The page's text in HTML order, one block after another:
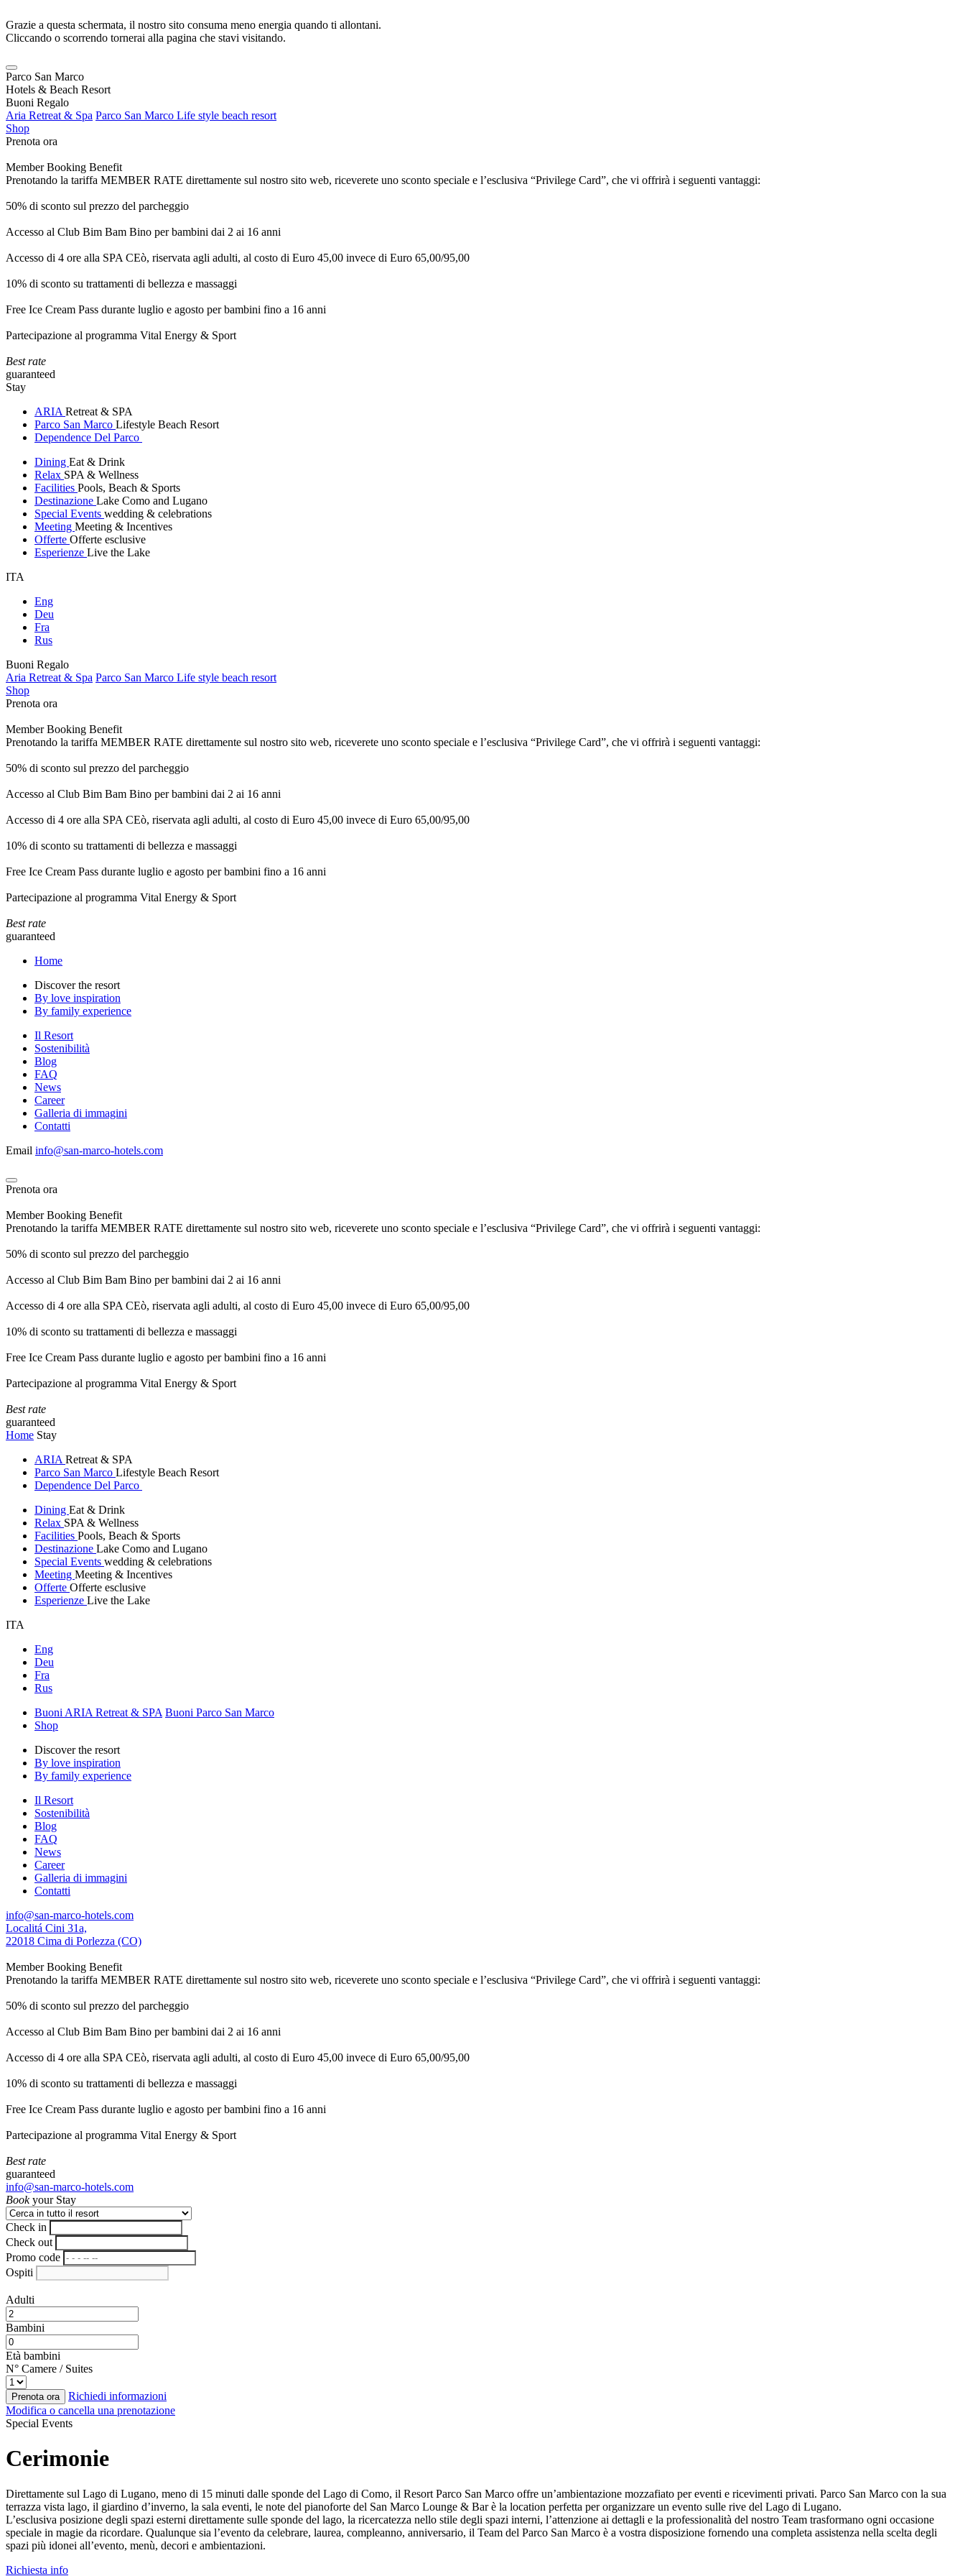
Grazie a questa schermata, il nostro sito consuma meno energia quando ti allontani.
Cliccando o scorrendo tornerai alla pagina che stavi visitando.
Parco San Marco
Hotels & Beach Resort
Buoni Regalo
Aria Retreat & Spa Parco San Marco Life style beach resort
Shop
Prenota ora
Member Booking Benefit
Prenotando la tariffa MEMBER RATE direttamente sul nostro sito web, riceverete uno sconto speciale e l’esclusiva “Privilege Card”, che vi offrirà i seguenti vantaggi:
50% di sconto sul prezzo del parcheggio
Accesso al Club Bim Bam Bino per bambini dai 2 ai 16 anni
Accesso di 4 ore alla SPA CEò, riservata agli adulti, al costo di Euro 45,00 invece di Euro 65,00/95,00
10% di sconto su trattamenti di bellezza e massaggi
Free Ice Cream Pass durante luglio e agosto per bambini fino a 16 anni
Partecipazione al programma Vital Energy & Sport
Best rate
guaranteed
Stay
ARIA Retreat & SPA
Parco San Marco Lifestyle Beach Resort
Dependence Del Parco
Dining Eat & Drink
Relax SPA & Wellness
Facilities Pools, Beach & Sports
Destinazione Lake Como and Lugano
Special Events wedding & celebrations
Meeting Meeting & Incentives
Offerte Offerte esclusive
Esperienze Live the Lake
ITA
Eng
Deu
Fra
Rus
Buoni Regalo
Aria Retreat & Spa Parco San Marco Life style beach resort
Shop
Prenota ora
Member Booking Benefit
Prenotando la tariffa MEMBER RATE direttamente sul nostro sito web, riceverete uno sconto speciale e l’esclusiva “Privilege Card”, che vi offrirà i seguenti vantaggi:
50% di sconto sul prezzo del parcheggio
Accesso al Club Bim Bam Bino per bambini dai 2 ai 16 anni
Accesso di 4 ore alla SPA CEò, riservata agli adulti, al costo di Euro 45,00 invece di Euro 65,00/95,00
10% di sconto su trattamenti di bellezza e massaggi
Free Ice Cream Pass durante luglio e agosto per bambini fino a 16 anni
Partecipazione al programma Vital Energy & Sport
Best rate
guaranteed
Home
Discover the resort
By love inspiration
By family experience
Il Resort
Sostenibilità
Blog
FAQ
News
Career
Galleria di immagini
Contatti
Email info@san-marco-hotels.com
Prenota ora
Member Booking Benefit
Prenotando la tariffa MEMBER RATE direttamente sul nostro sito web, riceverete uno sconto speciale e l’esclusiva “Privilege Card”, che vi offrirà i seguenti vantaggi:
50% di sconto sul prezzo del parcheggio
Accesso al Club Bim Bam Bino per bambini dai 2 ai 16 anni
Accesso di 4 ore alla SPA CEò, riservata agli adulti, al costo di Euro 45,00 invece di Euro 65,00/95,00
10% di sconto su trattamenti di bellezza e massaggi
Free Ice Cream Pass durante luglio e agosto per bambini fino a 16 anni
Partecipazione al programma Vital Energy & Sport
Best rate
guaranteed
Home Stay
ARIA Retreat & SPA
Parco San Marco Lifestyle Beach Resort
Dependence Del Parco
Dining Eat & Drink
Relax SPA & Wellness
Facilities Pools, Beach & Sports
Destinazione Lake Como and Lugano
Special Events wedding & celebrations
Meeting Meeting & Incentives
Offerte Offerte esclusive
Esperienze Live the Lake
ITA
Eng
Deu
Fra
Rus
Buoni ARIA Retreat & SPA Buoni Parco San Marco
Shop
Discover the resort
By love inspiration
By family experience
Il Resort
Sostenibilità
Blog
FAQ
News
Career
Galleria di immagini
Contatti
info@san-marco-hotels.com
Localitá Cini 31a,
22018 Cima di Porlezza (CO)
Member Booking Benefit
Prenotando la tariffa MEMBER RATE direttamente sul nostro sito web, riceverete uno sconto speciale e l’esclusiva “Privilege Card”, che vi offrirà i seguenti vantaggi:
50% di sconto sul prezzo del parcheggio
Accesso al Club Bim Bam Bino per bambini dai 2 ai 16 anni
Accesso di 4 ore alla SPA CEò, riservata agli adulti, al costo di Euro 45,00 invece di Euro 65,00/95,00
10% di sconto su trattamenti di bellezza e massaggi
Free Ice Cream Pass durante luglio e agosto per bambini fino a 16 anni
Partecipazione al programma Vital Energy & Sport
Best rate
guaranteed
info@san-marco-hotels.com
Bookyour Stay
Check in
Check out
Promo code
Ospiti
Adulti
Bambini
Età bambini
N° Camere / Suites
Prenota ora
Richiedi informazioni
Modifica o cancella una prenotazione
Special Events
Cerimonie
Direttamente sul Lago di Lugano, meno di 15 minuti dalle sponde del Lago di Como, il Resort Parco San Marco offre un’ambientazione mozzafiato per eventi e ricevimenti privati. Parco San Marco con la sua
terrazza vista lago, il giardino d’inverno, la sala eventi, le note del pianoforte del San Marco Lounge & Bar è la location perfetta per organizzare un evento sulle rive del Lago di Lugano.
L’esclusiva posizione degli spazi esterni direttamente sulle sponde del lago, la ricercatezza nello stile degli spazi interni, l’attenzione ai dettagli e la professionalità del nostro Team trasformano ogni occasione
speciale in magie da ricordare. Qualunque sia l’evento da celebrare, laurea, compleanno, anniversario, il Team del Parco San Marco è a vostra disposizione fornendo una completa assistenza nella scelta degli
spazi più idonei all’evento, menù, decori e ambientazioni.
Richiesta info